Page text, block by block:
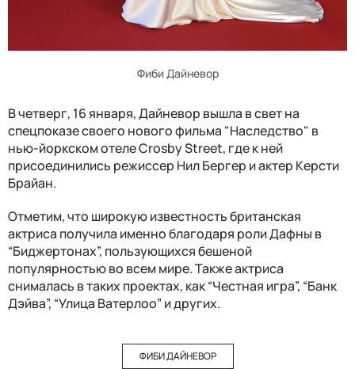
Фиби Дайневор
В четверг, 16 января, Дайневор вышла в свет на
спецпоказе своего нового фильма "Наследство" в
нью-йоркском отеле Crosby Street, где к ней
присоединились режиссер Нил Бергер и актер Керсти
Брайан.
Отметим, что широкую известность британская
актриса получила именно благодаря роли Дафны в
“Биджертонах”, пользующихся бешеной
популярностью во всем мире. Также актриса
снималась в таких проектах, как “Честная игра”, “Банк
Дэйва”, “Улица Ватерлоо” и других.
ФИБИ ДАЙНЕВОР